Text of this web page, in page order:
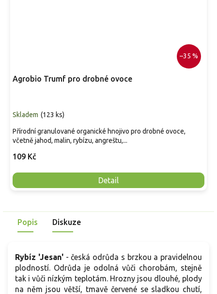
–35 %
Agrobio Trumf pro drobné ovoce
Skladem (123 ks)
109 Kč
Detail
Přírodní granulované organické hnojivo pro drobné ovoce,
včetně jahod, malin, rybízu, angreštu,...
Popis Diskuze
Rybíz 'Jesan'- česká odrůda s brzkou a pravidelnou
plodností. Odrůda je odolná vůči chorobám, stejně
tak i vůči nízkým teplotám. Hrozny jsou dlouhé, plody
na něm jsou větší, tmavě červené se sladkou chutí,